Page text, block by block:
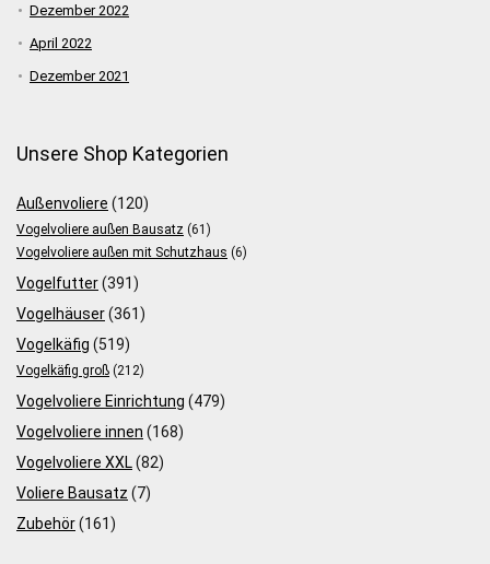
Dezember 2022
April 2022
Dezember 2021
Unsere Shop Kategorien
Außenvoliere (120)
Vogelvoliere außen Bausatz (61)
Vogelvoliere außen mit Schutzhaus (6)
Vogelfutter(391)
Vogelhäuser(361)
Vogelkäfig (519)
Vogelkäfig groß (212)
Vogelvoliere Einrichtung (479)
Vogelvoliere innen (168)
Vogelvoliere XXL(82)
Voliere Bausatz (7)
Zubehör(161)